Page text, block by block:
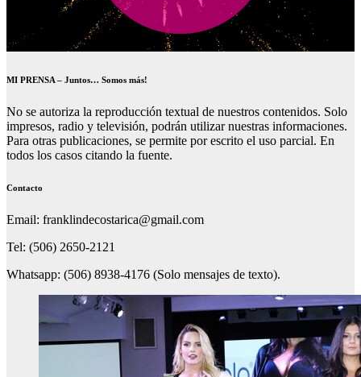
MI PRENSA – Juntos… Somos más!
No se autoriza la reproducción textual de nuestros contenidos. Solo
impresos, radio y televisión, podrán utilizar nuestras informaciones.
Para otras publicaciones, se permite por escrito el uso parcial. En
todos los casos citando la fuente.
Contacto
Email: franklindecostarica@gmail.com
Tel: (506) 2650-2121
Whatsapp: (506) 8938-4176 (Solo mensajes de texto).